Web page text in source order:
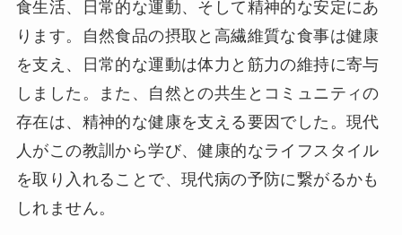
食生活、日常的な運動、そして精神的な安定にあ
ります。自然食品の摂取と高繊維質な食事は健康
を支え、日常的な運動は体力と筋力の維持に寄与
しました。また、自然との共生とコミュニティの
存在は、精神的な健康を支える要因でした。現代
人がこの教訓から学び、健康的なライフスタイル
を取り入れることで、現代病の予防に繋がるかも
しれません。